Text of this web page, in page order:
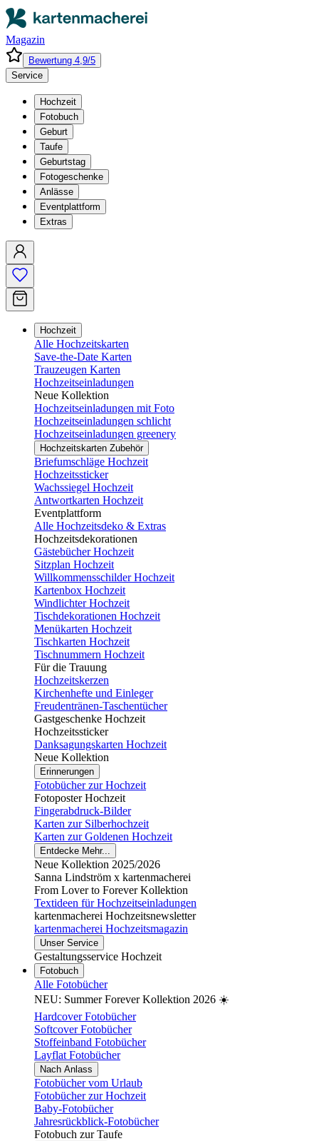
Magazin
Bewertung 4,9/5
Service
Hochzeit
Fotobuch
Geburt
Taufe
Geburtstag
Fotogeschenke
Anlässe
Eventplattform
Extras
Hochzeit
Alle Hochzeitskarten
Save-the-Date Karten
Trauzeugen Karten
Hochzeitseinladungen
Neue Kollektion
Hochzeitseinladungen mit Foto
Hochzeitseinladungen schlicht
Hochzeitseinladungen greenery
Hochzeitskarten Zubehör
Briefumschläge Hochzeit
Hochzeitssticker
Wachssiegel Hochzeit
Antwortkarten Hochzeit
Eventplattform
Alle Hochzeitsdeko & Extras
Hochzeitsdekorationen
Gästebücher Hochzeit
Sitzplan Hochzeit
Willkommensschilder Hochzeit
Kartenbox Hochzeit
Windlichter Hochzeit
Tischdekorationen Hochzeit
Menükarten Hochzeit
Tischkarten Hochzeit
Tischnummern Hochzeit
Für die Trauung
Hochzeitskerzen
Kirchenhefte und Einleger
Freudentränen-Taschentücher
Gastgeschenke Hochzeit
Hochzeitssticker
Danksagungskarten Hochzeit
Neue Kollektion
Erinnerungen
Fotobücher zur Hochzeit
Fotoposter Hochzeit
Fingerabdruck-Bilder
Karten zur Silberhochzeit
Karten zur Goldenen Hochzeit
Entdecke Mehr...
Neue Kollektion 2025/2026
Sanna Lindström x kartenmacherei
From Lover to Forever Kollektion
Textideen für Hochzeitseinladungen
kartenmacherei Hochzeitsnewsletter
kartenmacherei Hochzeitsmagazin
Unser Service
Gestaltungsservice Hochzeit
Fotobuch
Alle Fotobücher
NEU: Summer Forever Kollektion 2026 ☀️
Hardcover Fotobücher
Softcover Fotobücher
Stoffeinband Fotobücher
Layflat Fotobücher
Nach Anlass
Fotobücher vom Urlaub
Fotobücher zur Hochzeit
Baby-Fotobücher
Jahresrückblick-Fotobücher
Fotobuch zur Taufe